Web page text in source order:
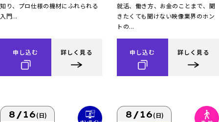
知り、プロ仕様の機材にふれられる
入門...
申し込む 詳しく見る
就活、働き方、お金のことまで、聞
きたくても聞けない映像業界のホン
トの...
申し込む 詳しく見る
8/16(日) 8/16(日)